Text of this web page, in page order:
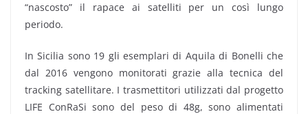
“nascosto” il rapace ai satelliti per un così lungo
periodo.
In Sicilia sono 19 gli esemplari di Aquila di Bonelli che
dal 2016 vengono monitorati grazie alla tecnica del
tracking satellitare. I trasmettitori utilizzati dal progetto
LIFE ConRaSi sono del peso di 48g, sono alimentati